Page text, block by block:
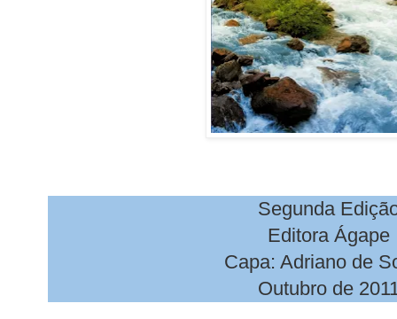
Segunda
Editora Ágape
Capa: Adriano de
Outubro de